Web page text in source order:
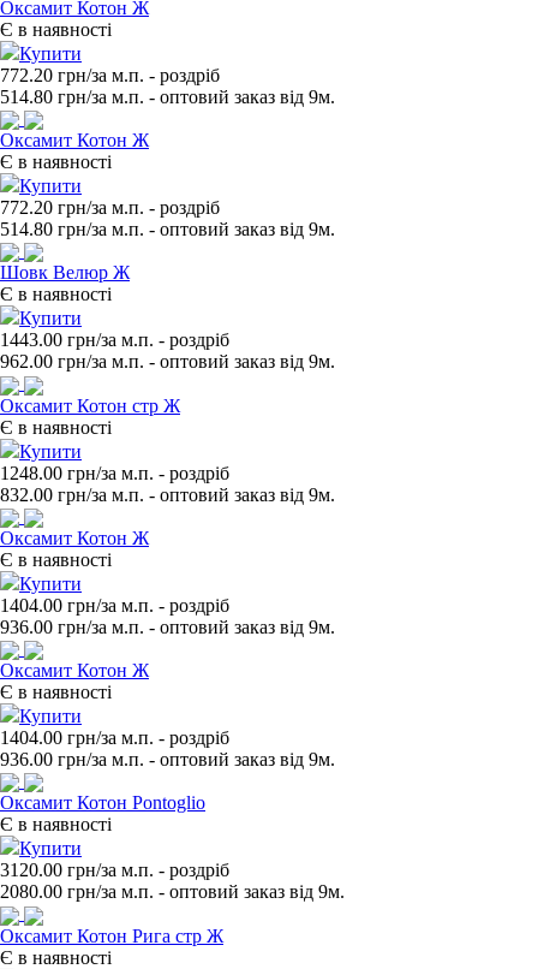
Оксамит Котон Ж
Є в наявності
Купити
772.20 грн/за м.п. - роздрiб
514.80 грн/за м.п. - оптовий заказ вiд 9м.
Оксамит Котон Ж
Є в наявності
Купити
772.20 грн/за м.п. - роздрiб
514.80 грн/за м.п. - оптовий заказ вiд 9м.
Шовк Велюр Ж
Є в наявності
Купити
1443.00 грн/за м.п. - роздрiб
962.00 грн/за м.п. - оптовий заказ вiд 9м.
Оксамит Котон стр Ж
Є в наявності
Купити
1248.00 грн/за м.п. - роздрiб
832.00 грн/за м.п. - оптовий заказ вiд 9м.
Оксамит Котон Ж
Є в наявності
Купити
1404.00 грн/за м.п. - роздрiб
936.00 грн/за м.п. - оптовий заказ вiд 9м.
Оксамит Котон Ж
Є в наявності
Купити
1404.00 грн/за м.п. - роздрiб
936.00 грн/за м.п. - оптовий заказ вiд 9м.
Оксамит Котон Pontoglio
Є в наявності
Купити
3120.00 грн/за м.п. - роздрiб
2080.00 грн/за м.п. - оптовий заказ вiд 9м.
Оксамит Котон Рига стр Ж
Є в наявності